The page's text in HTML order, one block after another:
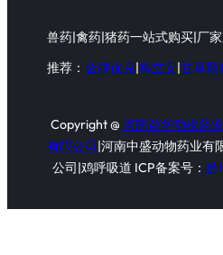
兽药|禽药|猪药一站式购买|厂
推荐： 金牌优克 梅立安 甘草颗
Copyright @ 河南益华动物药
有限公司|河南中盛动物药业有
公司|鸡呼吸道 ICP备案号： 黔